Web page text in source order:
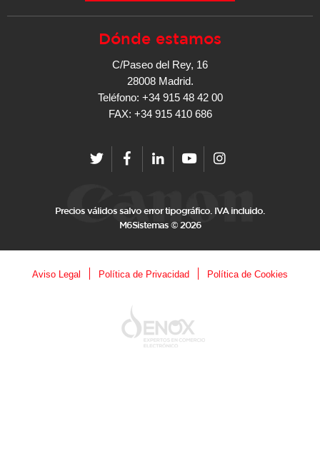
Dónde estamos
C/Paseo del Rey, 16
28008 Madrid.
Teléfono: +34 915 48 42 00
FAX: +34 915 410 686
Precios válidos salvo error tipográfico. IVA incluido.
M6Sistemas © 2026
Aviso Legal Política de Privacidad Política de Cookies